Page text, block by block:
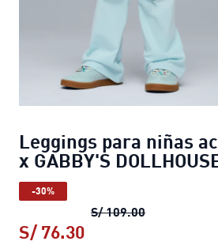
Leggings para niñas
x GABBY'S
-30%
S/ 109.00Leggings
S/ 76.30